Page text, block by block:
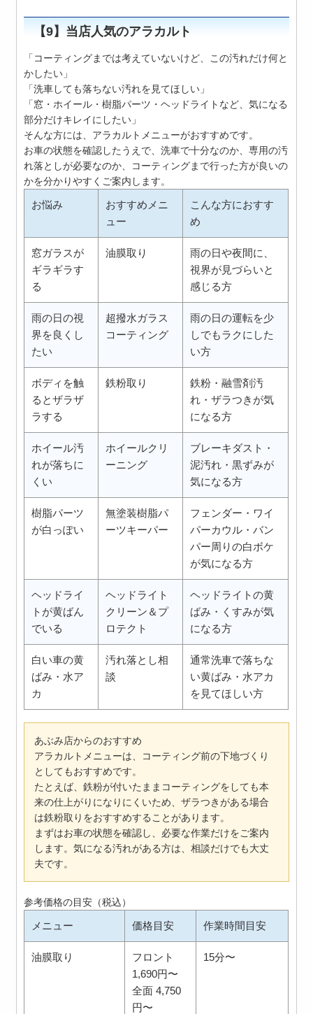
【9】当店人気のアラカルト
「コーティングまでは考えていないけど、この汚れだけ何と
かしたい」
「洗車しても落ちない汚れを見てほしい」
「窓・ホイール・樹脂パーツ・ヘッドライトなど、気になる
部分だけキレイにしたい」
そんな方には、アラカルトメニューがおすすめです。
お車の状態を確認したうえで、洗車で十分なのか、専用の汚
れ落としが必要なのか、コーティングまで行った方が良いの
かを分かりやすくご案内します。
お悩み
おすすめメニ
ュー
こんな方におすす
め
窓ガラスが
ギラギラす
る
油膜取り
雨の日や夜間に、
視界が見づらいと
感じる方
雨の日の視
界を良くし
たい
超撥水ガラス
コーティング
雨の日の運転を少
しでもラクにした
い方
ボディを触
るとザラザ
ラする
鉄粉取り
鉄粉・融雪剤汚
れ・ザラつきが気
になる方
ホイール汚
れが落ちに
くい
ホイールクリ
ーニング
ブレーキダスト・
泥汚れ・黒ずみが
気になる方
樹脂パーツ
が白っぽい
無塗装樹脂パ
ーツキーパー
フェンダー・ワイ
パーカウル・バン
パー周りの白ボケ
が気になる方
ヘッドライ
トが黄ばん
でいる
ヘッドライト
クリーン＆プ
ロテクト
ヘッドライトの黄
ばみ・くすみが気
になる方
白い車の黄
ばみ・水ア
カ
汚れ落とし相
談
通常洗車で落ちな
い黄ばみ・水アカ
を見てほしい方
あぶみ店からのおすすめ
アラカルトメニューは、コーティング前の下地づくり
としてもおすすめです。
たとえば、鉄粉が付いたままコーティングをしても本
来の仕上がりになりにくいため、ザラつきがある場合
は鉄粉取りをおすすめすることがあります。
まずはお車の状態を確認し、必要な作業だけをご案内
します。気になる汚れがある方は、相談だけでも大丈
夫です。
参考価格の目安（税込）
メニュー 価格目安 作業時間目安
油膜取り
フロント
1,690円〜
全面 4,750
円〜
15分〜